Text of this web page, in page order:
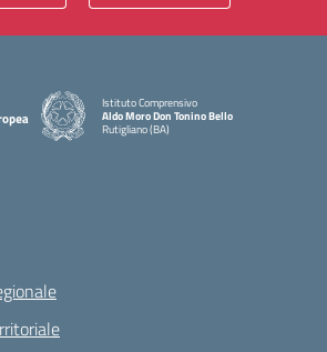
Istituto Comprensivo
Aldo Moro Don Tonino Bello
Rutigliano (BA)
— Visita la pagina iniziale della scuola